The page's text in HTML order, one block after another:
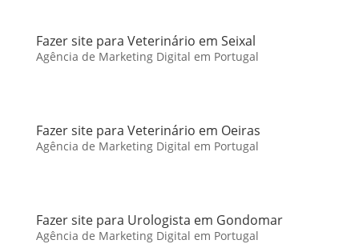
Fazer site para Veterinário em Seixal
Agência de Marketing Digital em Portugal
Fazer site para Veterinário em Oeiras
Agência de Marketing Digital em Portugal
Fazer site para Urologista em Gondomar
Agência de Marketing Digital em Portugal